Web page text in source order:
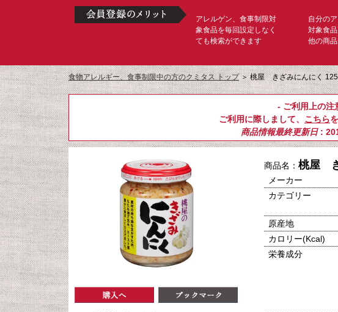
アレルゲン、食事制限対
象食品を毎回設定しなく
ても検索ができます
自分の
対象食
他の商
食物アレルギー、食事制限中の方のクミタス トップ＞桃屋 きざみにんにく
- ご利用上の注
ご利用に際しまして、 こちら
商品情報最終更新日:
商品名： 桃屋
メーカー
カテゴリー
原産地
カロリー(Kcal)
栄養成分